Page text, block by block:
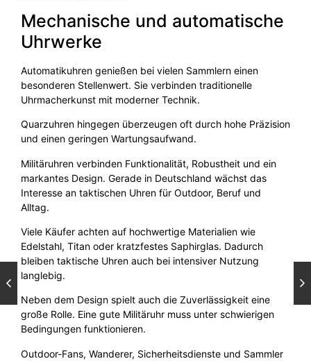
Mechanische und automatische
Uhrwerke
Automatikuhren genießen bei vielen Sammlern einen
besonderen Stellenwert. Sie verbinden traditionelle
Uhrmacherkunst mit moderner Technik.
Quarzuhren hingegen überzeugen oft durch hohe Präzision
und einen geringen Wartungsaufwand.
Militäruhren verbinden Funktionalität, Robustheit und ein
markantes Design. Gerade in Deutschland wächst das
Interesse an taktischen Uhren für Outdoor, Beruf und
Alltag.
Viele Käufer achten auf hochwertige Materialien wie
Edelstahl, Titan oder kratzfestes Saphirglas. Dadurch
bleiben taktische Uhren auch bei intensiver Nutzung
langlebig.
Neben dem Design spielt auch die Zuverlässigkeit eine
große Rolle. Eine gute Militäruhr muss unter schwierigen
Bedingungen funktionieren.
Outdoor-Fans, Wanderer, Sicherheitsdienste und Sammler